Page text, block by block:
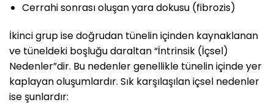
Cerrahi sonrası oluşan yara dokusu (fibrozis)
İkinci grup ise doğrudan tünelin içinden kaynaklanan
ve tüneldeki boşluğu daraltan “İntrinsik (İçsel)
Nedenler”dir. Bu nedenler genellikle tünelin içinde yer
kaplayan oluşumlardır. Sık karşılaşılan içsel nedenler
ise şunlardır: